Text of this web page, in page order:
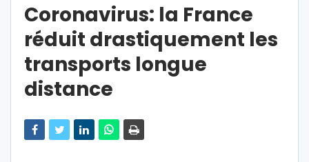
Coronavirus: la France
réduit drastiquement les
transports longue
distance